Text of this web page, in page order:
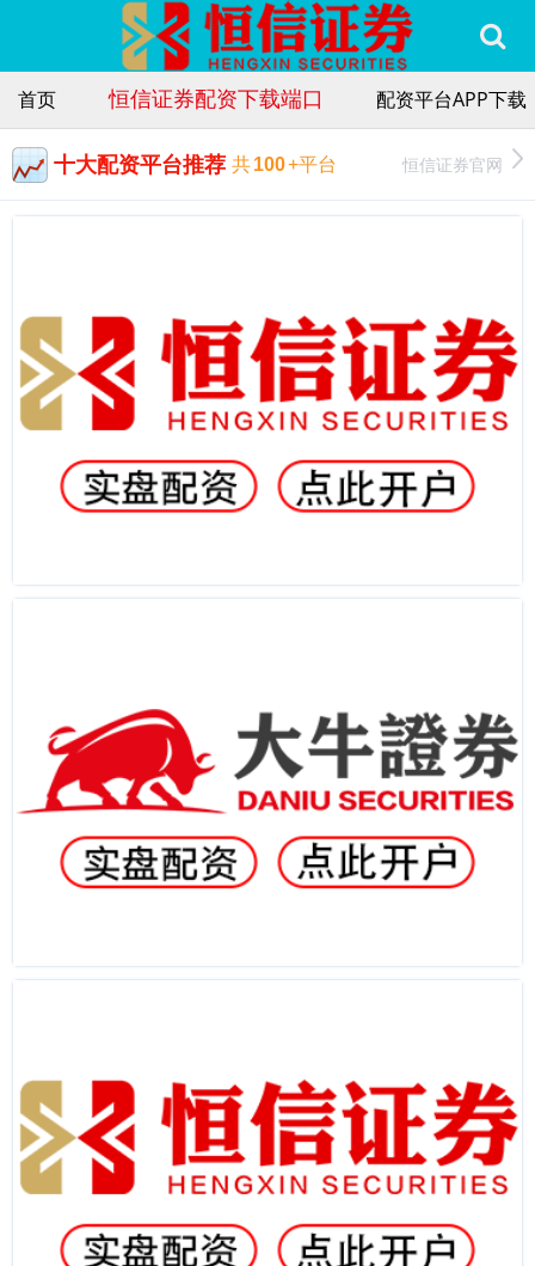
首页 恒信证券配资下载端口 配资平台APP下载
十大配资平台推荐 共100+平台 恒信证券官网